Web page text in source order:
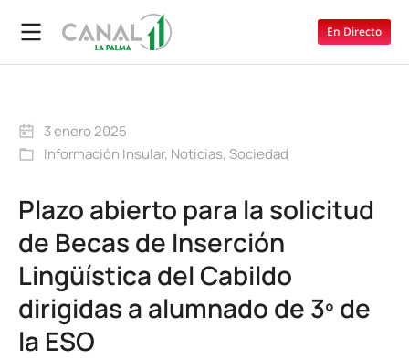
En Directo
3 enero 2025
Información Insular, Noticias, Sociedad
Plazo abierto para la solicitud
de Becas de Inserción
Lingüística del Cabildo
dirigidas a alumnado de 3º de
la ESO